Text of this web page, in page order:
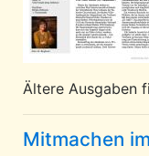
Ältere Ausgaben
Mitmachen